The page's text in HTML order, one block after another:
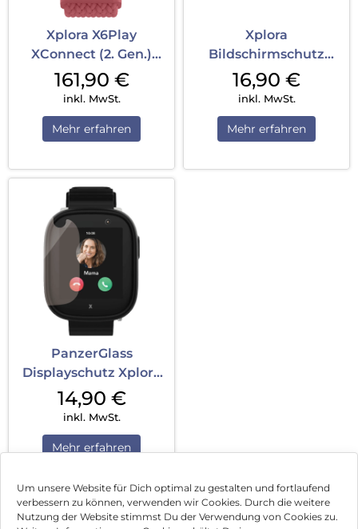
Um unsere Website für Dich optimal zu gestalten und fortlaufend
verbessern zu können, verwenden wir Cookies. Durch die weitere
Nutzung der Website stimmst Du der Verwendung von Cookies zu.
Xplora X6Play
XConnect (2. Gen.)
Nano SIM Pink
161,90 €
inkl. MwSt.
Mehr erfahren
Xplora
Bildschirmschutz
X6Play Transparent
16,90 €
inkl. MwSt.
Mehr erfahren
PanzerGlass
Displayschutz Xplora
X6 Play Transpare...
14,90 €
inkl. MwSt.
Mehr erfahren